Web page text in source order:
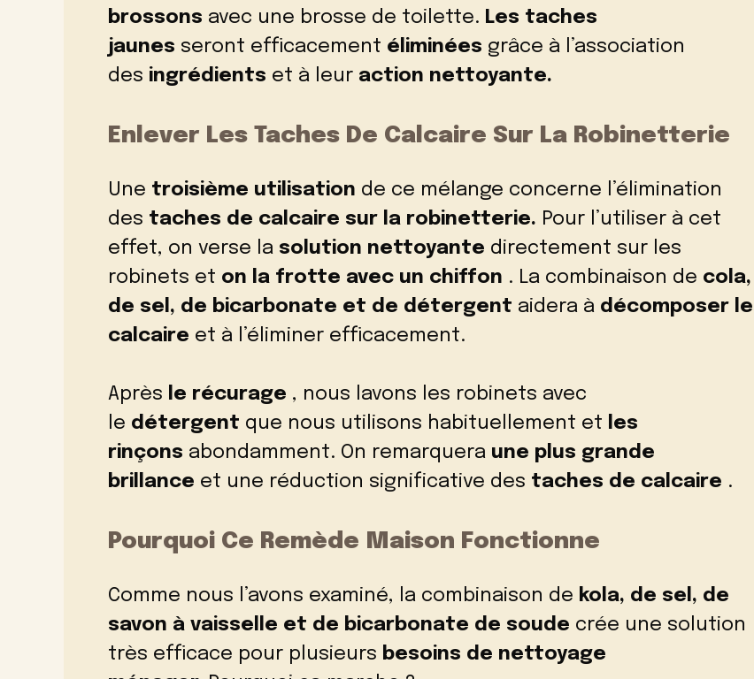
brossons avec une brosse de toilette. Les taches
jaunes seront efficacement éliminées grâce à l’association
des ingrédients et à leur action nettoyante.
Enlever Les Taches De Calcaire Sur La Robinetterie
Une troisième utilisation de ce mélange concerne l’élimination
des taches de calcaire sur la robinetterie. Pour l’utiliser à cet
effet, on verse la solution nettoyante directement sur les
robinets et on la frotte avec un chiffon . La combinaison de cola,
de sel, de bicarbonate et de détergent aidera à décomposer le
calcaire et à l’éliminer efficacement.
Après le récurage , nous lavons les robinets avec
le détergent que nous utilisons habituellement et
les
rinçons abondamment. On remarquera une plus grande
brillance et une réduction significative des taches de calcaire .
Pourquoi Ce Remède Maison Fonctionne
Comme nous l’avons examiné, la combinaison de kola, de sel, de
savon à vaisselle et de bicarbonate de soude crée une solution
très efficace pour plusieurs besoins de nettoyage